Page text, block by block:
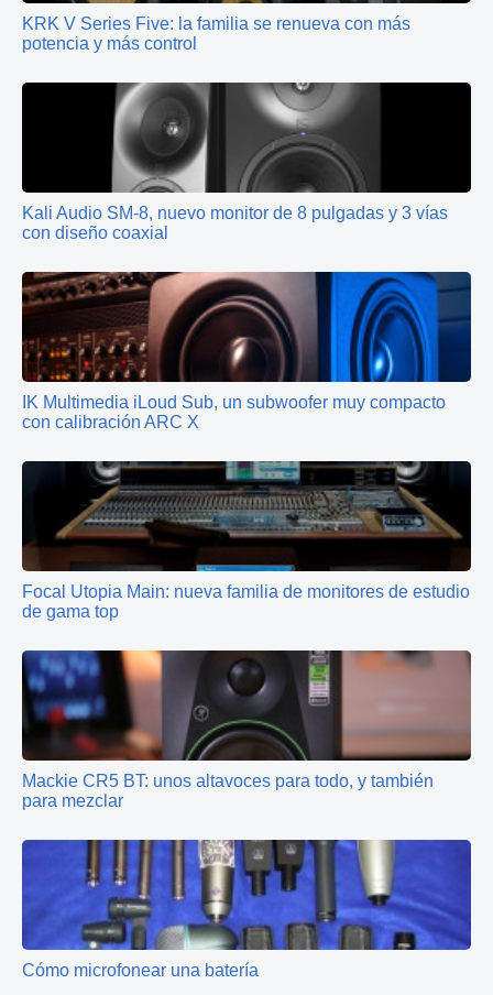
KRK V Series Five: la familia se renueva con más
potencia y más control
Kali Audio SM-8, nuevo monitor de 8 pulgadas y 3 vías
con diseño coaxial
IK Multimedia iLoud Sub, un subwoofer muy compacto
con calibración ARC X
Focal Utopia Main: nueva familia de monitores de estudio
de gama top
Mackie CR5 BT: unos altavoces para todo, y también
para mezclar
Cómo microfonear una batería